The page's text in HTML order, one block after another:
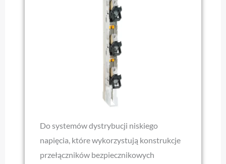
Do systemów dystrybucji niskiego
napięcia, które wykorzystują konstrukcje
przełączników bezpiecznikowych